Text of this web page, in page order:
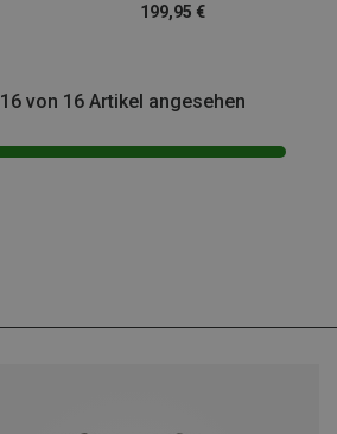
199,95 €
16 von 16 Artikel angesehen